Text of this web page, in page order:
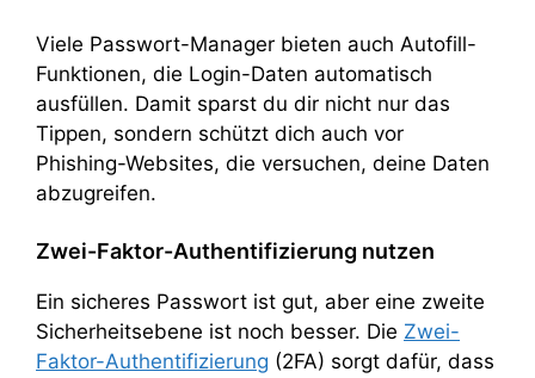
Viele Passwort-Manager bieten auch Autofill-
Funktionen, die Login-Daten automatisch
ausfüllen. Damit sparst du dir nicht nur das
Tippen, sondern schützt dich auch vor
Phishing-Websites, die versuchen, deine Daten
abzugreifen.
Zwei-Faktor-Authentifizierung nutzen
Ein sicheres Passwort ist gut, aber eine zweite
Sicherheitsebene ist noch besser. Die Zwei-
Faktor-Authentifizierung (2FA) sorgt dafür, dass